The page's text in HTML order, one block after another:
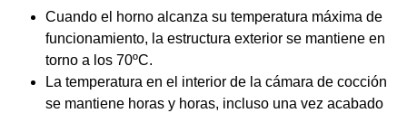
Cuando el horno alcanza su temperatura máxima de
funcionamiento, la estructura exterior se mantiene en
torno a los 70ºC.
La temperatura en el interior de la cámara de cocción
se mantiene horas y horas, incluso una vez acabado